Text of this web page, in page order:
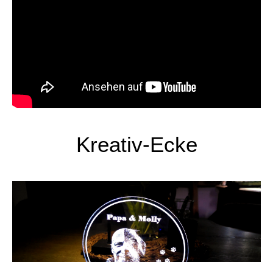
Kreativ-Ecke